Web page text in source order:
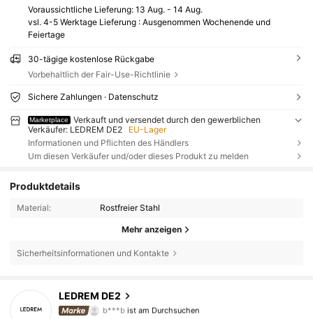
Voraussichtliche Lieferung: 13 Aug. - 14 Aug.
vsl. 4-5 Werktage Lieferung : Ausgenommen Wochenende und
Feiertage
30-tägige kostenlose Rückgabe
Vorbehaltlich der Fair-Use-Richtlinie
Sichere Zahlungen · Datenschutz
Marketplace
Verkauft und versendet durch den gewerblichen
Verkäufer: LEDREM DE2
EU-Lager
Informationen und Pflichten des Händlers
Um diesen Verkäufer und/oder dieses Produkt zu melden
Produktdetails
Material: Rostfreier Stahl
Mehr anzeigen
Sicherheitsinformationen und Kontakte
LEDREM DE2
b***b ist am Durchsuchen
4,80
146 Follower